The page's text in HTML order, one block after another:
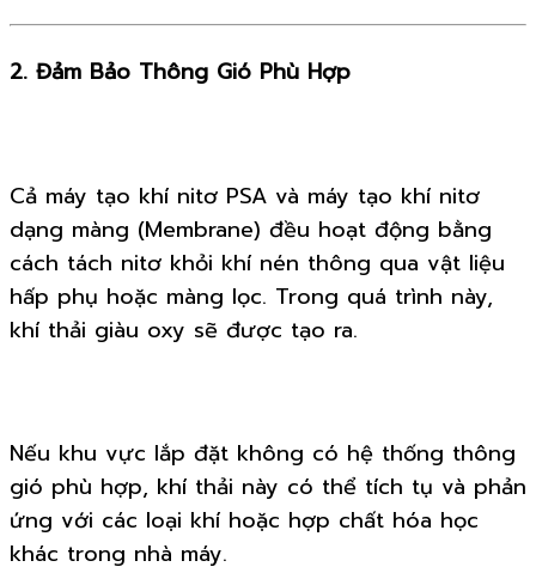
2. Đảm Bảo Thông Gió Phù Hợp
Cả máy tạo khí nitơ PSA và máy tạo khí nitơ
dạng màng (Membrane) đều hoạt động bằng
cách tách nitơ khỏi khí nén thông qua vật liệu
hấp phụ hoặc màng lọc. Trong quá trình này,
khí thải giàu oxy sẽ được tạo ra.
Nếu khu vực lắp đặt không có hệ thống thông
gió phù hợp, khí thải này có thể tích tụ và phản
ứng với các loại khí hoặc hợp chất hóa học
khác trong nhà máy.